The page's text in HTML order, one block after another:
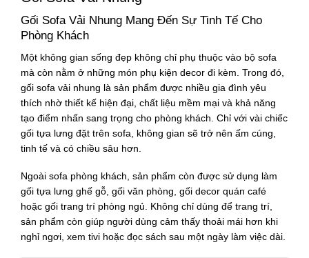
Gối Sofa Vải Nhung Mang Đến Sự Tinh Tế Cho
Phòng Khách
Một không gian sống đẹp không chỉ phụ thuộc vào bộ sofa
mà còn nằm ở những món phụ kiện decor đi kèm. Trong đó,
gối sofa vải nhung là sản phẩm được nhiều gia đình yêu
thích nhờ thiết kế hiện đại, chất liệu mềm mại và khả năng
tạo điểm nhấn sang trọng cho phòng khách. Chỉ với vài chiếc
gối tựa lưng đặt trên sofa, không gian sẽ trở nên ấm cúng,
tinh tế và có chiều sâu hơn.
Ngoài sofa phòng khách, sản phẩm còn được sử dụng làm
gối tựa lưng ghế gỗ, gối văn phòng, gối decor quán café
hoặc gối trang trí phòng ngủ. Không chỉ dùng để trang trí,
sản phẩm còn giúp người dùng cảm thấy thoải mái hơn khi
nghỉ ngơi, xem tivi hoặc đọc sách sau một ngày làm việc dài.